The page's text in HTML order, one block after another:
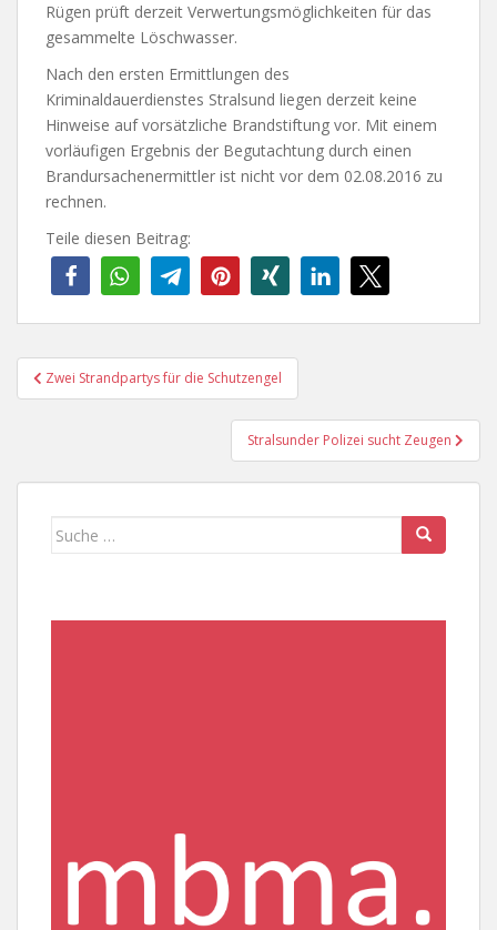
Rügen prüft derzeit Verwertungsmöglichkeiten für das
gesammelte Löschwasser.
Nach den ersten Ermittlungen des
Kriminaldauerdienstes Stralsund liegen derzeit keine
Hinweise auf vorsätzliche Brandstiftung vor. Mit einem
vorläufigen Ergebnis der Begutachtung durch einen
Brandursachenermittler ist nicht vor dem 02.08.2016 zu
rechnen.
Teile diesen Beitrag:
Beitragsnavigation
Zwei Strandpartys für die Schutzengel
Stralsunder Polizei sucht Zeugen
Suche